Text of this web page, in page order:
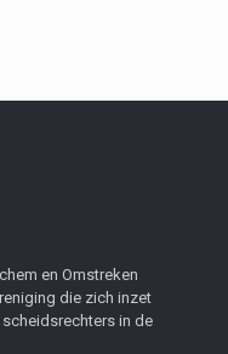
en Omstreken
die zich inzet
in de